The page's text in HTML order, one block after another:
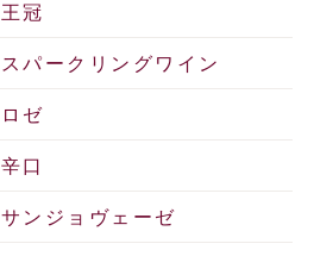
王冠
スパークリングワイン
ロゼ
辛口
サンジョヴェーゼ